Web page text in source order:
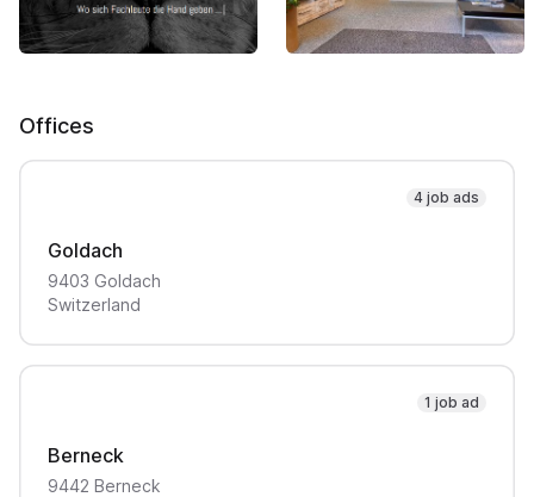
Offices
4 job ads
Goldach
9403 Goldach
Switzerland
1 job ad
Berneck
9442 Berneck